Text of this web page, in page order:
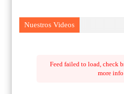
Nuestros Videos
Feed failed to load, check
more info